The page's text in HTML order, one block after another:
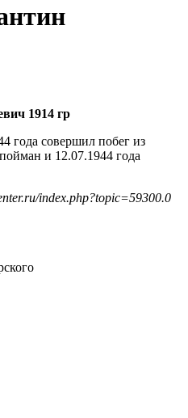
1914 гр
года совершил побег из
и 12.07.1944 года
index.php?topic=59300.0